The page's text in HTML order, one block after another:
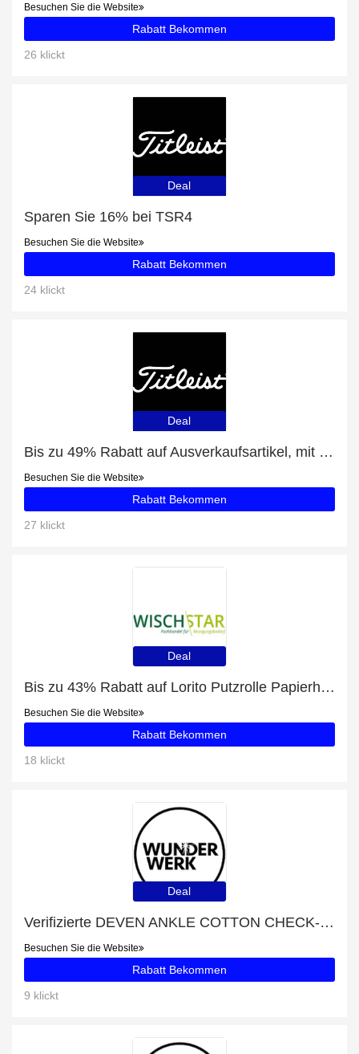
Besuchen Sie die Website
Rabatt Bekommen
26 klickt
Deal
Sparen Sie 16% bei TSR4
Besuchen Sie die Website
Rabatt Bekommen
24 klickt
Deal
Bis zu 49% Rabatt auf Ausverkaufsartikel, mit zusätzlichen Rabatten für TSR3
Besuchen Sie die Website
Rabatt Bekommen
27 klickt
Deal
Bis zu 43% Rabatt auf Lorito Putzrolle Papierhandtuchrolle für Industrie 3-lagig und mehr
Besuchen Sie die Website
Rabatt Bekommen
18 klickt
Deal
Verifizierte DEVEN ANKLE COTTON CHECK-Rabatte: 25% Rabatt
Besuchen Sie die Website
Rabatt Bekommen
9 klickt